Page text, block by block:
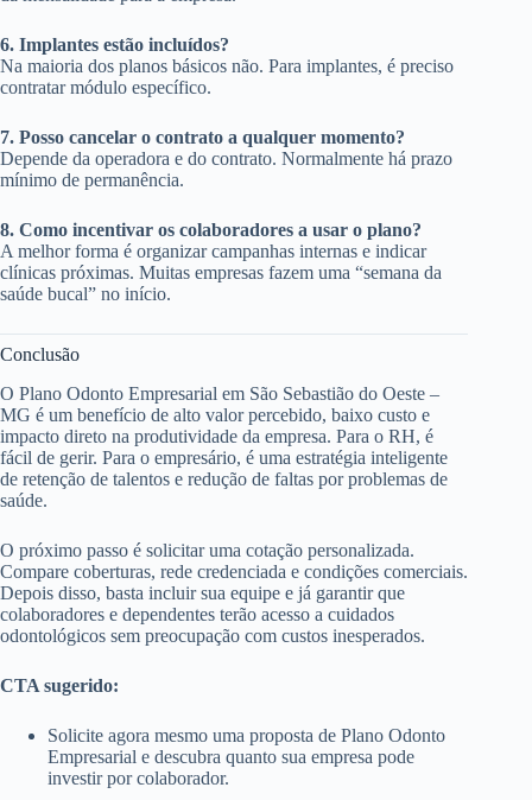
6. Implantes estão incluídos?
Na maioria dos planos básicos não. Para implantes, é preciso
contratar módulo específico.
7. Posso cancelar o contrato a qualquer momento?
Depende da operadora e do contrato. Normalmente há prazo
mínimo de permanência.
8. Como incentivar os colaboradores a usar o plano?
A melhor forma é organizar campanhas internas e indicar
clínicas próximas. Muitas empresas fazem uma “semana da
saúde bucal” no início.
Conclusão
O Plano Odonto Empresarial em São Sebastião do Oeste –
MG é um benefício de alto valor percebido, baixo custo e
impacto direto na produtividade da empresa. Para o RH, é
fácil de gerir. Para o empresário, é uma estratégia inteligente
de retenção de talentos e redução de faltas por problemas de
saúde.
O próximo passo é solicitar uma cotação personalizada.
Compare coberturas, rede credenciada e condições comerciais.
Depois disso, basta incluir sua equipe e já garantir que
colaboradores e dependentes terão acesso a cuidados
odontológicos sem preocupação com custos inesperados.
CTA sugerido:
Solicite agora mesmo uma proposta de Plano Odonto
Empresarial e descubra quanto sua empresa pode
investir por colaborador.